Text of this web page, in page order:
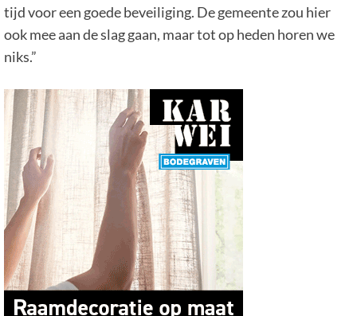
tijd voor een goede beveiliging. De gemeente zou hier
ook mee aan de slag gaan, maar tot op heden horen we
niks.”